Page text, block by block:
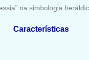
na simbologia
Características